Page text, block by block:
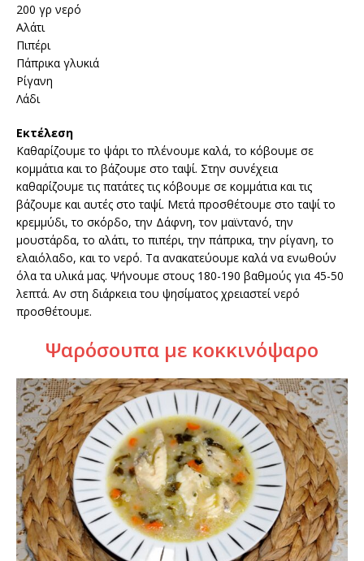
200 γρ νερό
Αλάτι
Πιπέρι
Πάπρικα γλυκιά
Ρίγανη
Λάδι
Εκτέλεση
Καθαρίζουμε το ψάρι το πλένουμε καλά, το κόβουμε σε
κομμάτια και το βάζουμε στο ταψί. Στην συνέχεια
καθαρίζουμε τις πατάτες τις κόβουμε σε κομμάτια και τις
βάζουμε και αυτές στο ταψί. Μετά προσθέτουμε στο ταψί το
κρεμμύδι, το σκόρδο, την Δάφνη, τον μαϊντανό, την
μουστάρδα, το αλάτι, το πιπέρι, την πάπρικα, την ρίγανη, το
ελαιόλαδο, και το νερό. Τα ανακατεύουμε καλά να ενωθούν
όλα τα υλικά μας. Ψήνουμε στους 180-190 βαθμούς για 45-50
λεπτά. Αν στη διάρκεια του ψησίματος χρειαστεί νερό
προσθέτουμε.
Ψαρόσουπα με κοκκινόψαρο